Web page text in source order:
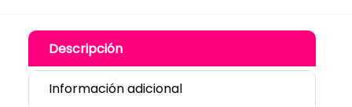
Descripción
Información adicional